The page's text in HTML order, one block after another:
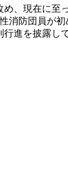
、現在に至
防団員が
進を披露